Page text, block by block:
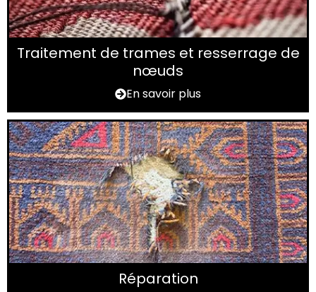
Traitement de trames et resserrage de
nœuds
En savoir plus
Réparation